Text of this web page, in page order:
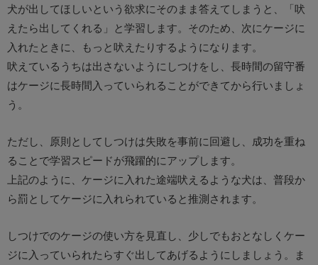
犬が出してほしいという欲求にそのまま答えてしまうと、「吠
えたら出してくれる」と学習します。そのため、次にケージに
入れたときに、もっと吠えたりするようになります。
吠えているうちは出さないようにしつけをし、長時間の留守番
はケージに長時間入っていられることができてから行いましょ
う。
ただし、原則としてしつけは失敗を事前に回避し、成功を重ね
ることで学習スピードが飛躍的にアップします。
上記のように、ケージに入れた途端吠えるような犬は、普段か
ら罰としてケージに入れられていると推測されます。
しつけでのケージの使い方を見直し、少しでもおとなしくケー
ジに入っていられたらすぐ出してあげるようにしましょう。ま